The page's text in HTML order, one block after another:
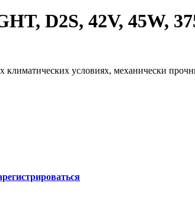
D2S, 42V, 45W,
условиях, механически